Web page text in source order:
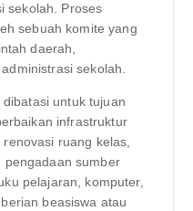
sekolah. Proses
sebuah komite yang
daerah,
sekolah.
untuk tujuan
infrastruktur
ruang kelas,
pengadaan sumber
pelajaran, komputer,
beasiswa atau